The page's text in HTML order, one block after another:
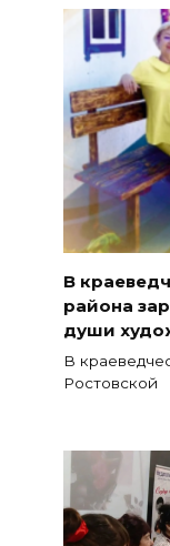
В
района
души
В
Ростовской